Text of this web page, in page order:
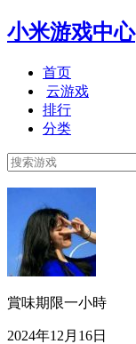
小米游戏中心
首页
云游戏
排行
分类
賞味期限一小時
2024年12月16日